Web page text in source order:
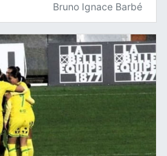
Bruno Ignace Barbé